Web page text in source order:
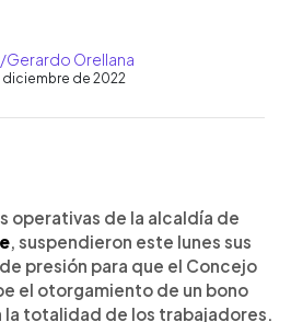
Gerardo Orellana
diciembre de 2022
operativas de la alcaldía de
, suspendieron este lunes sus
presión para que el Concejo
el otorgamiento de un bono
la totalidad de los trabajadores.